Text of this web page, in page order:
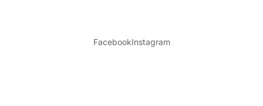
FacebookInstagram